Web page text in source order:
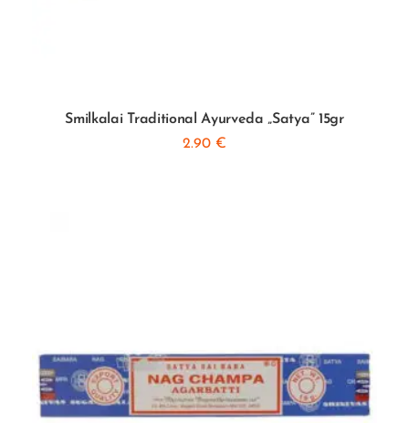
Smilkalai Traditional Ayurveda „Satya” 15gr
2.90 €